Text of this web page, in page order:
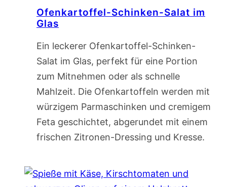
Ofenkartoffel-Schinken-Salat im
Glas
Ein leckerer Ofenkartoffel-Schinken-
Salat im Glas, perfekt für eine Portion
zum Mitnehmen oder als schnelle
Mahlzeit. Die Ofenkartoffeln werden mit
würzigem Parmaschinken und cremigem
Feta geschichtet, abgerundet mit einem
frischen Zitronen-Dressing und Kresse.